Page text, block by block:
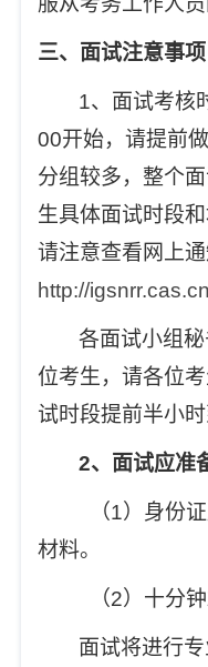
三、面试注意事项
1、面试考核
00开始，请提前
分组较多，整个
生具体面试时段
请注意查看网上
http://
各面试小组
位考生，请各位
试时段提前半小
2、面试应准
（1）身份
材料。
（2）十分
面试将进行